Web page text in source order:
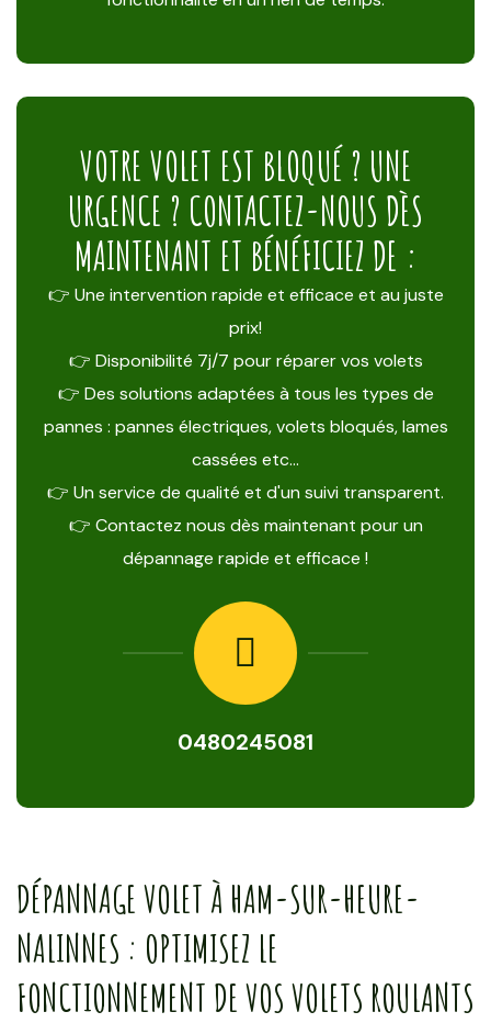
VOTRE VOLET EST BLOQUÉ ? UNE
URGENCE ? CONTACTEZ-NOUS DÈS
MAINTENANT ET BÉNÉFICIEZ DE :
👉 Une intervention rapide et efficace et au juste
prix!
👉 Disponibilité 7j/7 pour réparer vos volets
👉 Des solutions adaptées à tous les types de
pannes : pannes électriques, volets bloqués, lames
cassées etc…
👉 Un service de qualité et d'un suivi transparent.
👉 Contactez nous dès maintenant pour un
dépannage rapide et efficace !
0480245081
DÉPANNAGE VOLET À HAM-SUR-HEURE-
NALINNES : OPTIMISEZ LE
FONCTIONNEMENT DE VOS VOLETS ROULANTS